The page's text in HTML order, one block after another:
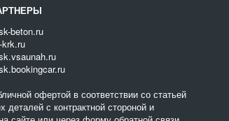
beton.ru
офертой в соответствии со статьей
деталей с контрактной стороной и